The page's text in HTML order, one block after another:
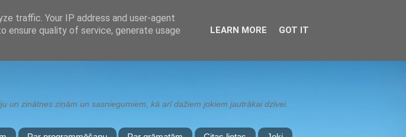
zinātnes ziņām un sasniegumiem, kā arī dažiem jokiem jautrākai dzīvei.
traffic. Your IP address and user-agent
ensure quality of service, generate usage
LEARN MORE GOT IT